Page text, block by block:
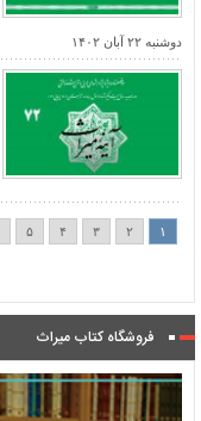
دوشنبه ۲۲ آبان ۱۴۰۲
۱ ۲ ۳ ۴ ۵
فروشگاه کتاب میراث